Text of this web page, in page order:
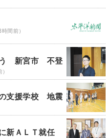
時間前）
う 新宮市 不登
支援学校 地震
新ＡＬＴ就任